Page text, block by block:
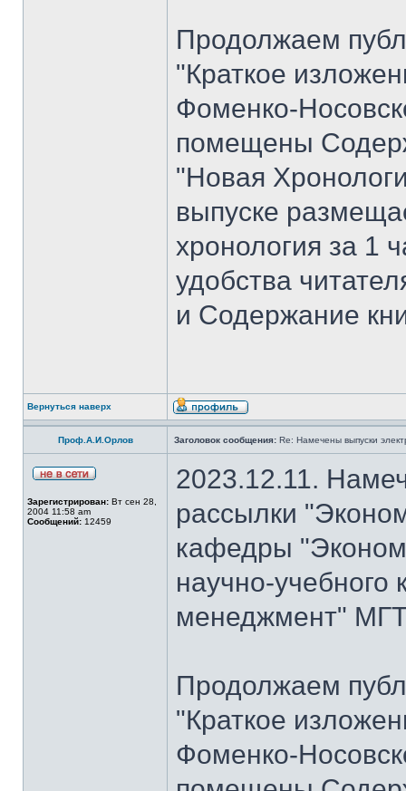
Продолжаем
"Краткое
Фоменко-
помещены
"Новая
выпуске
хронология за 1
удобства
и Содержание
Вернуться наверх
Проф.А.И.Орлов Заголовок сообщения: Re: Намечены выпуски
Зарегистрирован: Вт сен 28,
2004 11:58 am
Сообщений: 12459
2023.12.11.
рассылки
кафедры
научно-
менеджмент"
Продолжаем
"Краткое
Фоменко-